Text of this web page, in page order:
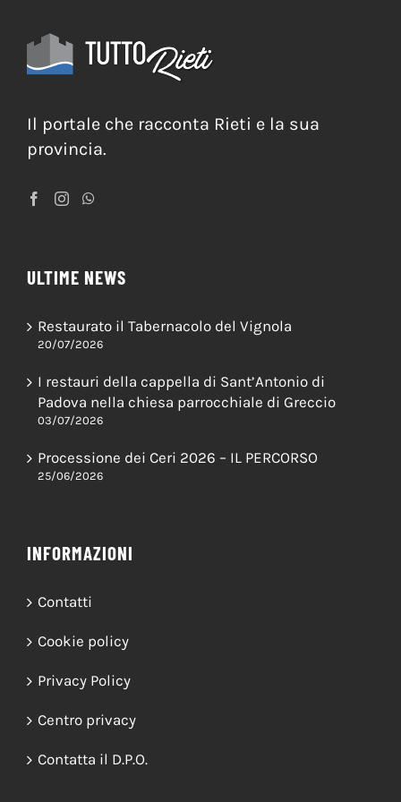
Il portale che racconta Rieti e la sua
provincia.
ULTIME NEWS
Restaurato il Tabernacolo del Vignola
20/07/2026
I restauri della cappella di Sant’Antonio di
Padova nella chiesa parrocchiale di Greccio
03/07/2026
Processione dei Ceri 2026 – IL PERCORSO
25/06/2026
INFORMAZIONI
Contatti
Cookie policy
Privacy Policy
Centro privacy
Contatta il D.P.O.